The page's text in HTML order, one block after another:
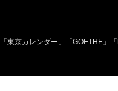
京カレンダー」「GOETHE」